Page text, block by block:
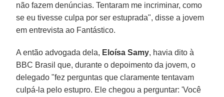
não fazem denúncias. Tentaram me incriminar, como
se eu tivesse culpa por ser estuprada", disse a jovem
em entrevista ao Fantástico.
A então advogada dela, Eloísa Samy, havia dito à
BBC Brasil que, durante o depoimento da jovem, o
delegado "fez perguntas que claramente tentavam
culpá-la pelo estupro. Ele chegou a perguntar: 'Você